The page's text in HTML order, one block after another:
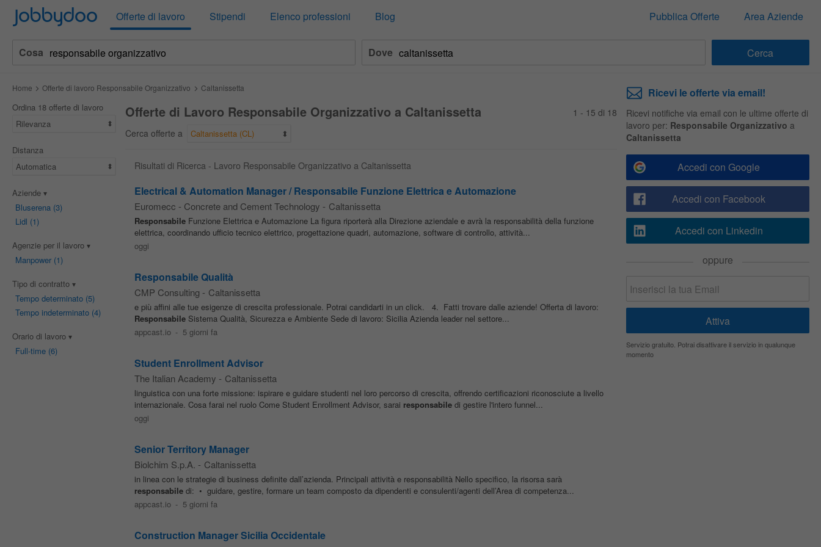
Jobbydoo Offerte di lavoro Stipendi Elenco professioni Blog Pubblica Offerte Area Aziende
Cosa Dove
Home Offerte di lavoro Responsabile Organizzativo Caltanissetta
Ordina 18 offerte di lavoro
Rilevanza
Distanza
Automatica
Aziende
Bluserena(3)
Lidl (1)
Agenzie per il lavoro
Manpower(1)
Tipo di contratto
Tempo determinato(5)
Tempo indeterminato(4)
Orario di lavoro
Full-time(6)
Offerte di Lavoro Responsabile Organizzativo a Caltanissetta
Cerca offerte a Caltanissetta (CL)
1 - 15 di 18
Risultati di Ricerca - Lavoro Responsabile Organizzativo a Caltanissetta
Electrical & Automation Manager / Responsabile Funzione Elettrica e Automazione
Euromecc - Concrete and Cement Technology - Caltanissetta
ResponsabileFunzione Elettrica e Automazione La figura riporterà alla Direzione aziendale e avrà la responsabilità della funzione
elettrica, coordinando ufficio tecnico elettrico, progettazione quadri, automazione, software di controllo, attività...
oggi
Responsabile Qualità
CMP Consulting - Caltanissetta
e più affini alle tue esigenze di crescita professionale. Potrai candidarti in un click. 4. Fatti trovare dalle aziende! Offerta di lavoro:
ResponsabileSistema Qualità, Sicurezza e Ambiente Sede di lavoro: Sicilia Azienda leader nel settore...
appcast.io - 5 giorni fa
Student Enrollment Advisor
The Italian Academy - Caltanissetta
linguistica con una forte missione: ispirare e guidare studenti nel loro percorso di crescita, offrendo certificazioni riconosciute a livello
internazionale. Cosa farai nel ruolo Come Student Enrollment Advisor, sarai responsabiledi gestire l'intero funnel...
oggi
Senior Territory Manager
Biolchim S.p.A. - Caltanissetta
in linea con le strategie di business definite dall’azienda. Principali attività e responsabilità Nello specifico, la risorsa sarà
responsabiledi: • guidare, gestire, formare un team composto da dipendenti e consulenti/agenti dell’Area di competenza...
appcast.io - 5 giorni fa
Construction Manager Sicilia Occidentale
Ricevi le offerte via email!
Ricevi notifiche via email con le ultime offerte di
lavoro per: Responsabile Organizzativo a
Caltanissetta
Accedi con Google
Accedi con Facebook
Accedi con Linkedin
oppure
Servizio gratuito. Potrai disattivare il servizio in qualunque
momento